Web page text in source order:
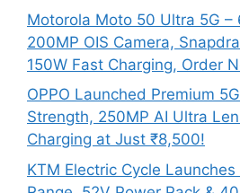
Motorola Moto 50 Ultra 5G –
200MP OIS Camera,
150W Fast Charging, Order
OPPO Launched Premium
Strength, 250MP AI Ultra
Charging at Just ₹8,500!
KTM Electric Cycle